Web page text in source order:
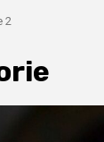
2